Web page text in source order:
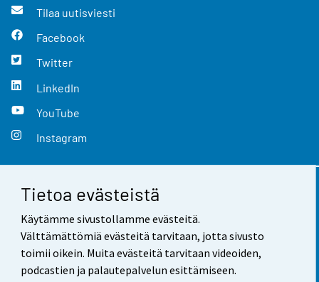
Tietoa evästeistä
Käytämme sivustollamme evästeitä.
Välttämättömiä evästeitä tarvitaan, jotta sivusto
toimii oikein. Muita evästeitä tarvitaan videoiden,
podcastien ja palautepalvelun esittämiseen.
Tilaa uutisviesti
Facebook
Twitter
LinkedIn
YouTube
Instagram
Yhteystiedot
Palaute
Käyttöehdot